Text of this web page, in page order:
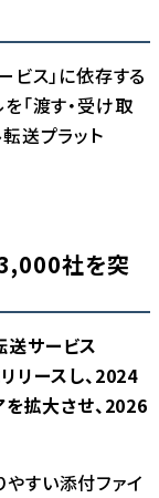
ビス」に依存する
「渡す・受け取
送プラット
社を突
送サービス
リースし、2024
拡大させ、2026
すい添付ファイ